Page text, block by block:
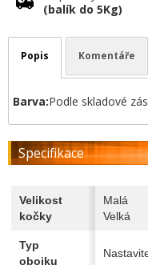
(balík do 5Kg)
Popis Komentáře
Barva:Podle skladové
Specifikace
Velikost
kočky
Malá
Velká
Typ
obojku